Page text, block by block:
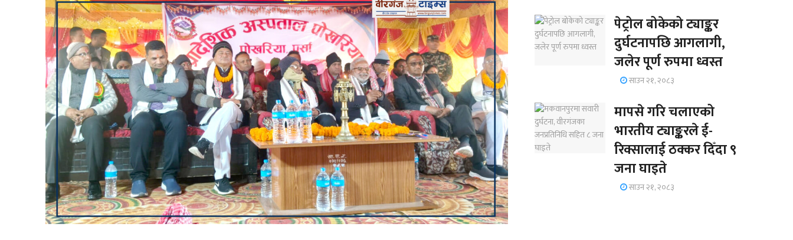
पेट्रोल बोकेको ट्याङ्कर
दुर्घटनापछि आगलागी,
जलेर पूर्ण रुपमा ध्वस्त
साउन २१, २०८३
मापसे गरि चलाएको
भारतीय ट्याङ्करले ई-
रिक्सालाई ठक्कर दिँदा ९
जना घाइते
साउन २१, २०८३